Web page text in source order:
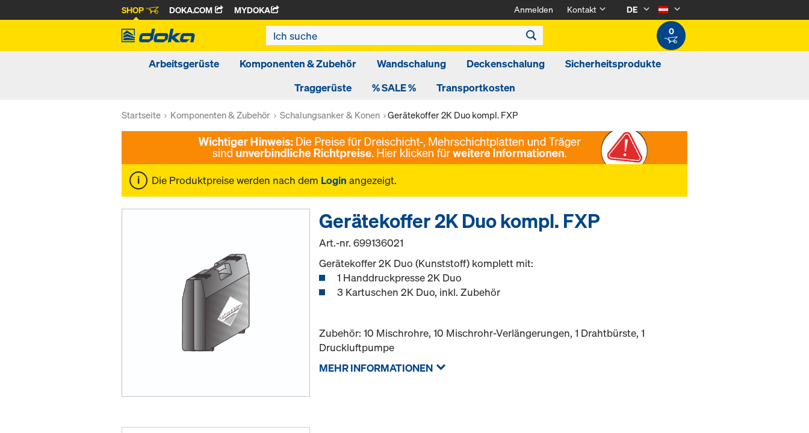
SHOP DOKA.COM MYDOKA Anmelden Kontakt
DE
0
Arbeitsgerüste Komponenten & Zubehör Wandschalung Deckenschalung
Sicherheitsprodukte
Traggerüste
% SALE % Transportkosten
Startseite Komponenten & Zubehör Schalungsanker & Konen Gerätekoffer 2K Duo kompl. FXP
Die Produktpreise werden nach dem Login angezeigt.
Gerätekoffer 2K Duo kompl. FXP
Art.-nr.699136021
Gerätekoffer 2K Duo (Kunststoff) komplett mit:
1 Handdruckpresse 2K Duo
3 Kartuschen 2K Duo, inkl. Zubehör
Zubehör: 10 Mischrohre, 10 Mischrohr-Verlängerungen, 1 Drahtbürste, 1
Druckluftpumpe
MEHR INFORMATIONEN